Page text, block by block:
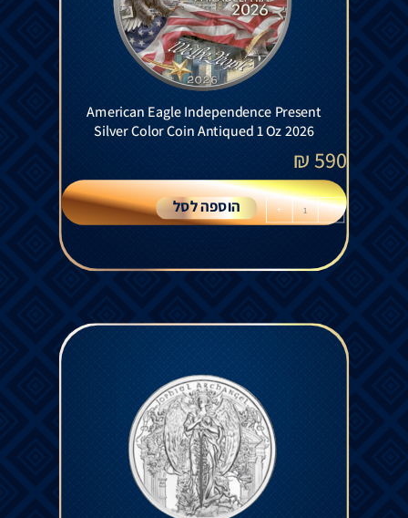
American Eagle Independence Present
Silver Color Coin Antiqued 1 Oz 2026
590
₪
-
+ הוספה לסל